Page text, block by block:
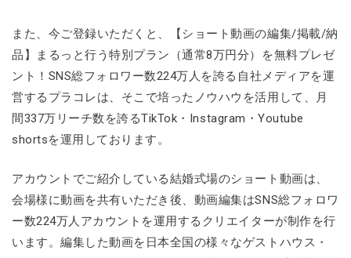
また、今ご登録いただくと、【ショート動画の編集/掲載/納
品】まるっと行う特別プラン（通常8万円分）を無料プレゼ
ント！SNS総フォロワー数224万人を誇る自社メディアを運
営するプラコレは、そこで培ったノウハウを活用して、月
間337万リーチ数を誇るTikTok・Instagram・Youtube
shortsを運用しております。
アカウントでご紹介している結婚式場のショート動画は、
会場様に動画を共有いただき後、動画編集はSNS総フォロワ
ー数224万人アカウントを運用するクリエイターが制作を行
います。編集した動画を日本全国の様々なゲストハウス・